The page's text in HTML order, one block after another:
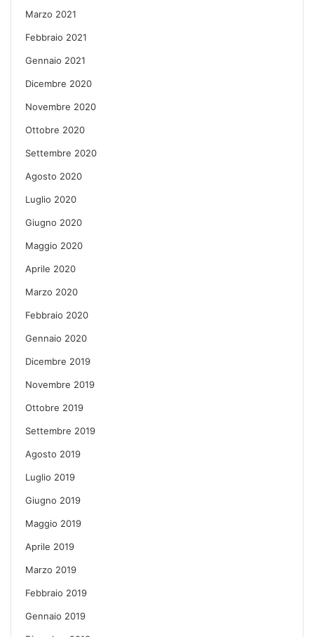
Marzo 2021
Febbraio 2021
Gennaio 2021
Dicembre 2020
Novembre 2020
Ottobre 2020
Settembre 2020
Agosto 2020
Luglio 2020
Giugno 2020
Maggio 2020
Aprile 2020
Marzo 2020
Febbraio 2020
Gennaio 2020
Dicembre 2019
Novembre 2019
Ottobre 2019
Settembre 2019
Agosto 2019
Luglio 2019
Giugno 2019
Maggio 2019
Aprile 2019
Marzo 2019
Febbraio 2019
Gennaio 2019